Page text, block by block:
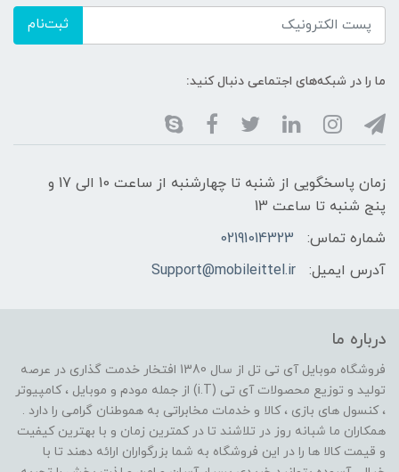
ثبت‌نام
ما را در شبکه‌های اجتماعی دنبال کنید:
زمان پاسخگویی از شنبه تا چهارشنبه از ساعت 10 الی 17 و
پنج شنبه تا ساعت 13
شماره تماس:
02191014323
آدرس ایمیل:
Support@mobileittel.ir
درباره ما
فروشگاه موبایل آی تی تل از سال 1380 افتخار خدمت گذاری در عرصه
تولید و توزیع محصولات آی تی (i.T) از جمله مودم و موبایل ، کامپیوتر
، کنسول های بازی ، کالا و خدمات مخابراتی به هموطنان گرامی را دارد .
همکاران ما شبانه روز در تلاشند تا در کمترین زمان و با بهترین کیفیت
و قیمت کالا ها را در این فروشگاه به شما بزرگواران ارائه دهند تا با